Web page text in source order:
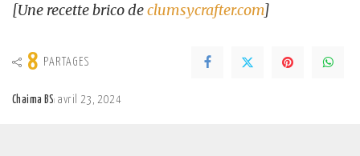
[Une recette brico declumsycrafter.com]
8 PARTAGES
Chaima BS avril 23, 2024